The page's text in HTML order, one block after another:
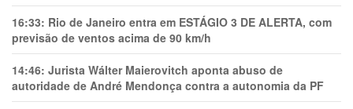
16:33: Rio de Janeiro entra em ESTÁGIO 3 DE ALERTA, com
previsão de ventos acima de 90 km/h
14:46: Jurista Wálter Maierovitch aponta abuso de
autoridade de André Mendonça contra a autonomia da PF